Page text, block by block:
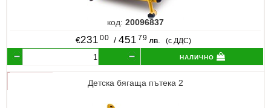
код: 20096837
€231 00 / 451 79 лв. (с ДДС)
налично
Детска бягаща пътека 2